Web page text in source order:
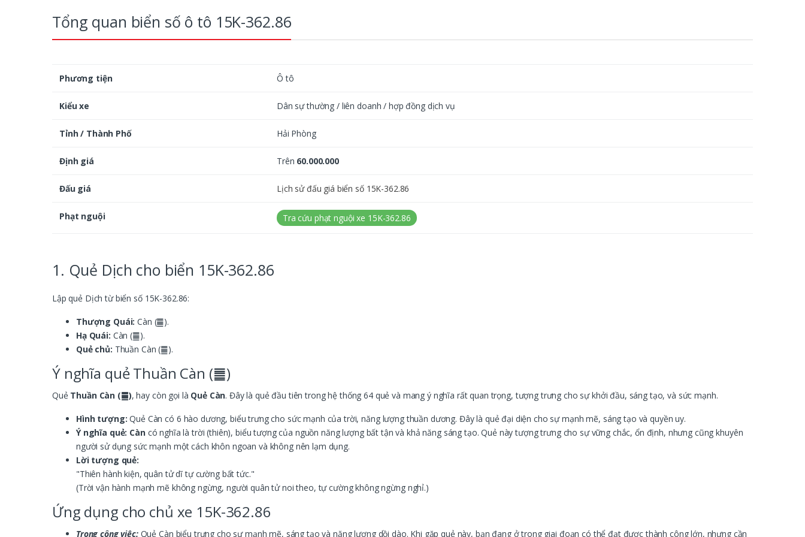
Tổng quan biển số ô tô 15K-362.86
Phương tiện Ô tô
Kiểu xe Dân sự thường / liên doanh / hợp đồng dịch vụ
Tỉnh / Thành Phố Hải Phòng
Định giá Trên 60.000.000
Đấu giá Lịch sử đấu giá biển số 15K-362.86
Phạt nguội Tra cứu phạt nguội xe 15K-362.86
1. Quẻ Dịch cho biển 15K-362.86
Lập quẻ Dịch từ biển số 15K-362.86:
Thượng Quái: Càn (䷀).
Hạ Quái: Càn (䷀).
Quẻ chủ: Thuần Càn (䷀).
Ý nghĩa quẻ Thuần Càn (䷀)
Quẻ Thuần Càn (䷀), hay còn gọi là Quẻ Càn. Đây là quẻ đầu tiên trong hệ thống 64 quẻ và mang ý nghĩa rất quan trọng, tượng trưng cho sự khởi đầu, sáng tạo, và sức mạnh.
Hình tượng: Quẻ Càn có 6 hào dương, biểu trưng cho sức mạnh của trời, năng lượng thuần dương. Đây là quẻ đại diện cho sự mạnh mẽ, sáng tạo và quyền uy.
Ý nghĩa quẻ: Càncó nghĩa là trời (thiên), biểu tượng của nguồn năng lượng bất tận và khả năng sáng tạo. Quẻ này tượng trưng cho sự vững chắc, ổn định, nhưng cũng khuyên
người sử dụng sức mạnh một cách khôn ngoan và không nên lạm dụng.
Lời tượng quẻ:
"Thiên hành kiện, quân tử dĩ tự cường bất tức."
(Trời vận hành mạnh mẽ không ngừng, người quân tử noi theo, tự cường không ngừng nghỉ.)
Ứng dụng cho chủ xe 15K-362.86
Trong công việc:Quẻ Càn biểu trưng cho sự mạnh mẽ, sáng tạo và năng lượng dồi dào. Khi gặp quẻ này, bạn đang ở trong giai đoạn có thể đạt được thành công lớn, nhưng cần